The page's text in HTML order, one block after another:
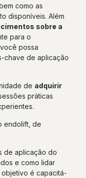
como as
disponíveis. Além
sobre a
para o
possa
chave de aplicação
de adquirir
práticas
endolift, de
de aplicação do
e como lidar
é capacitá-